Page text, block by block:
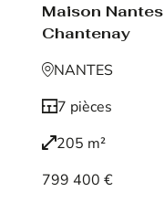
Maison Nantes
Chantenay
NANTES
7 pièces
205 m²
799 400 €